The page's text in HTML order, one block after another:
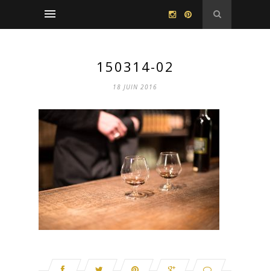
150314-02
18 JUIN 2016